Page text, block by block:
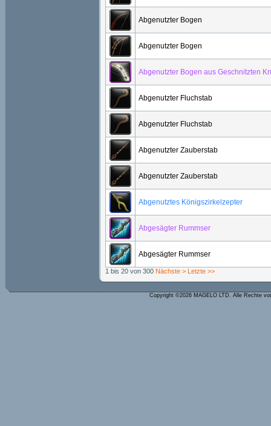
Abgenutzter Bogen
Abgenutzter Bogen
Abgenutzter Bogen aus Geschnitzten
Abgenutzter Fluchstab
Abgenutzter Fluchstab
Abgenutzter Zauberstab
Abgenutzter Zauberstab
Abgenutztes Königszirkelzepter
Abgesägter Rummser
Abgesägter Rummser
1 bis 20 von 300 Nächste > Letzte >>
Copyright ©2026 MAGELO LTD. Alle Rechte